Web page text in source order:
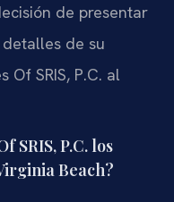
de presentar
de su
Of SRIS, P.C. al
SRIS, P.C. los
Beach?